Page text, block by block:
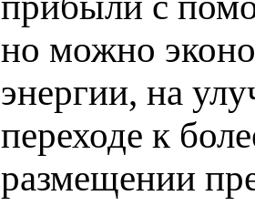
но можно
энергии, на
переходе к
размещении